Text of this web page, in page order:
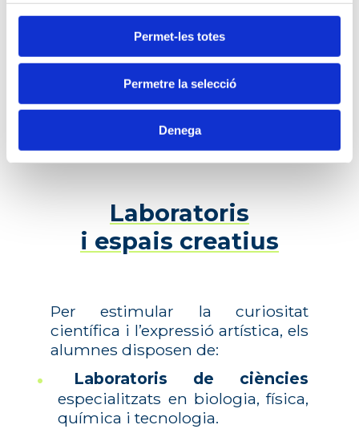
Permet-les totes
Permetre la selecció
Denega
Laboratoris
i espais creatius
Per estimular la curiositat
científica i l’expressió artística, els
alumnes disposen de:
Laboratoris de ciències
especialitzats en biologia, física,
química i tecnologia.